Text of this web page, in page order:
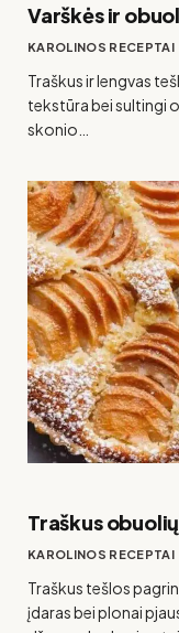
Varškės ir
KAROLINOS RECEPTAI
Traškus ir lengvas
tekstūra bei sultingi
skonio…
Traškus
KAROLINOS RECEPTAI
Traškus tešlos
įdaras bei plonai